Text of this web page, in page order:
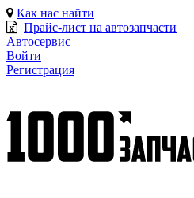
Как нас найти
Прайс-лист на автозапчасти
Автосервис
Войти
Регистрация